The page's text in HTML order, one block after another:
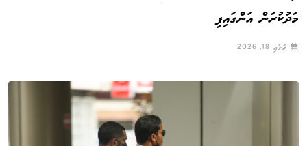
މަދުކުރަން އަންގައިފި
ޖުލައި 18, 2026